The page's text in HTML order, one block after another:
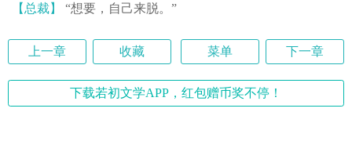
【总裁】
“想要，自己来脱。”
上一章 收藏 菜单 下一章
下载若初文学APP，红包赠币奖不停！